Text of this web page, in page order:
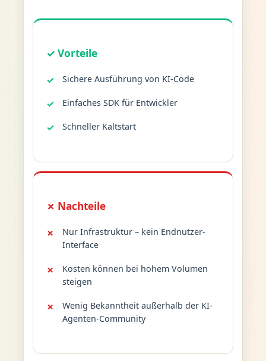
✓ Vorteile
Sichere Ausführung von KI-Code
Einfaches SDK für Entwickler
Schneller Kaltstart
✗ Nachteile
Nur Infrastruktur – kein Endnutzer-
Interface
Kosten können bei hohem Volumen
steigen
Wenig Bekanntheit außerhalb der KI-
Agenten-Community